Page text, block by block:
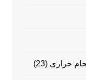
حراري (23)